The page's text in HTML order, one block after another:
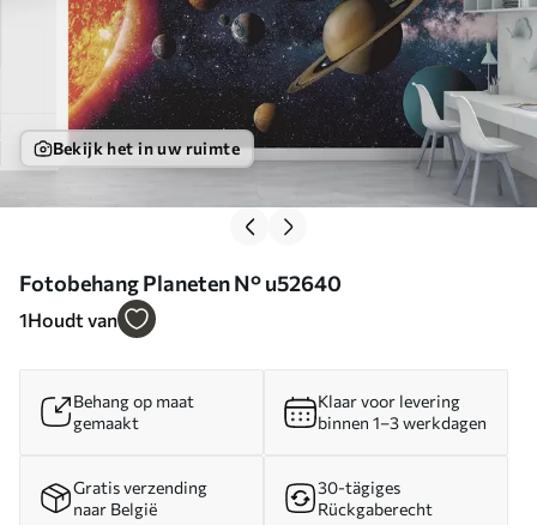
Bekijk het in uw ruimte
Fotobehang Planeten N° u52640
1Houdt van
Behang op maat
gemaakt
Klaar voor levering
binnen 1–3 werkdagen
Gratis verzending
naar België
30-tägiges
Rückgaberecht